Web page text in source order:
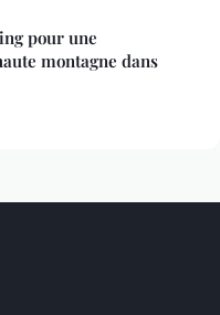
pour une
montagne dans